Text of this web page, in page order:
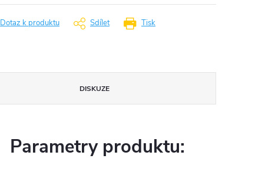
Tisk
Dotaz k produktu Sdílet
DISKUZE
Parametry produktu: